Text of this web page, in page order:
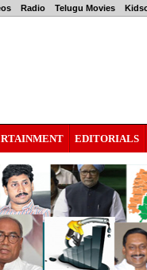
Radio Telugu Movies
EDITORIALS